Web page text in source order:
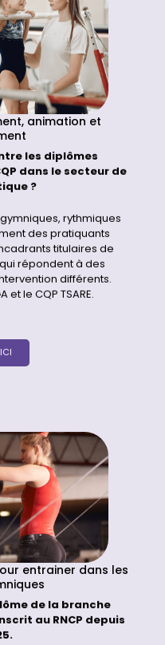
animation et
les diplômes
dans le secteur de
?
rythmiques
des pratiquants
titulaires de
répondent à des
différents.
et le CQP TSARE.
entrainer dans les
de la branche
au RNCP depuis